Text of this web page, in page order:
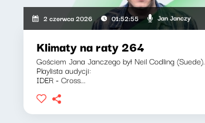
2 czerwca 2026 01:52:55 Jan Janczy
Klimaty na raty 264
Gościem Jana Janczego był Neil Codling (Suede).
Playlista audycji:
IDER - Cross...